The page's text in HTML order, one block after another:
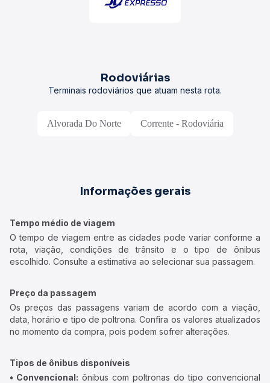
Rodoviárias
Terminais rodoviários que atuam nesta rota.
Alvorada Do Norte Corrente - Rodoviária
Informações gerais
Tempo médio de viagem
O tempo de viagem entre as cidades pode variar conforme a
rota, viação, condições de trânsito e o tipo de ônibus
escolhido. Consulte a estimativa ao selecionar sua passagem.
Preço da passagem
Os preços das passagens variam de acordo com a viação,
data, horário e tipo de poltrona. Confira os valores atualizados
no momento da compra, pois podem sofrer alterações.
Tipos de ônibus disponíveis
• Convencional: ônibus com poltronas do tipo convencional